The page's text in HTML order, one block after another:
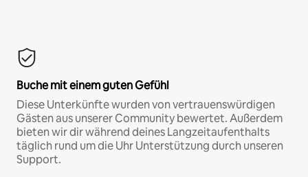
Buche mit einem guten Gefühl
Diese Unterkünfte wurden von vertrauenswürdigen
Gästen aus unserer Community bewertet. Außerdem
bieten wir dir während deines Langzeitaufenthalts
täglich rund um die Uhr Unterstützung durch unseren
Support.